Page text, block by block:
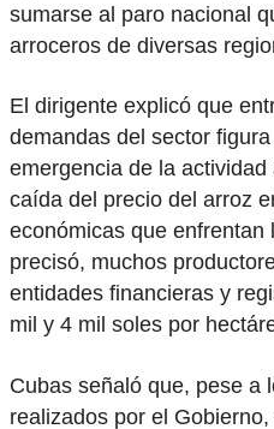
sumarse al paro nacional
arroceros de diversas
El dirigente explicó que
demandas del sector
emergencia de la
caída del precio del arroz
económicas que enfrentan
precisó, muchos
entidades financieras y
mil y 4 mil soles por
Cubas señaló que, pese a
realizados por el